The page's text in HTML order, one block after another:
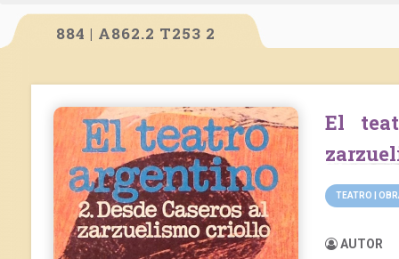
884 | A862.2 T253 2
El teatro argentino 02: Desde Caseros al
TEATRO |
AUTOR